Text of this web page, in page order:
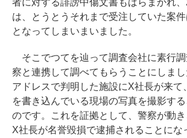
は、とうとうそれまで受注していた案
となってしまいまいました。
そこでつてを辿って調査会社に素行
察と連携して調べてもらうことにしま
アドレスで判明した施設にX社長が来て
を書き込んでいる現場の写真を撮影す
のです。これを証拠として、警察が動
X社長が名誉毀損で逮捕されることにな